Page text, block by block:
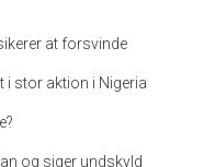
at forsvinde
i stor aktion i Nigeria
og siger undskyld